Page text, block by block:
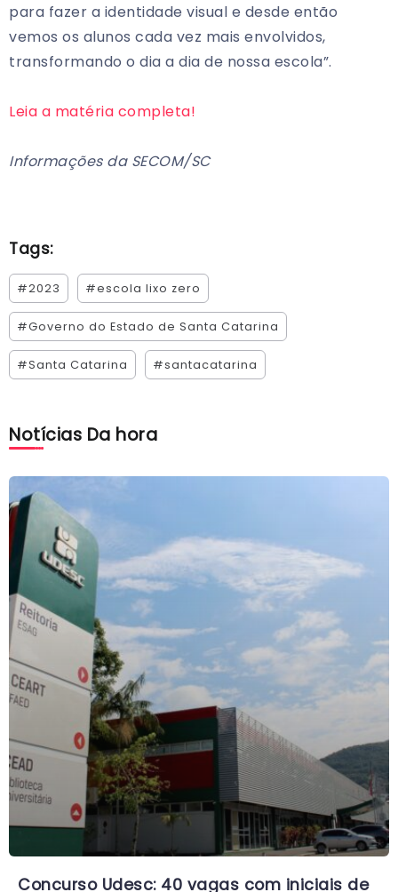
para fazer a identidade visual e desde então
vemos os alunos cada vez mais envolvidos,
transformando o dia a dia de nossa escola”.
Leia a matéria completa!
Informações da SECOM/SC
Tags:
#2023 #escola lixo zero
#Governo do Estado de Santa Catarina
#Santa Catarina #santacatarina
Notícias Da hora
Concurso Udesc: 40 vagas com iniciais de